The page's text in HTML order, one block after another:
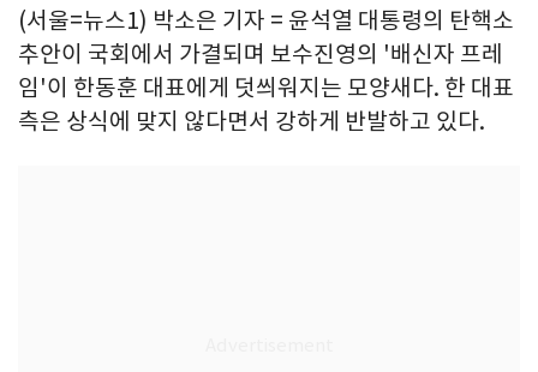
(서울=뉴스1) 박소은 기자 = 윤석열 대통령의 탄핵소
추안이 국회에서 가결되며 보수진영의 '배신자 프레
임'이 한동훈 대표에게 덧씌워지는 모양새다. 한 대표
측은 상식에 맞지 않다면서 강하게 반발하고 있다.